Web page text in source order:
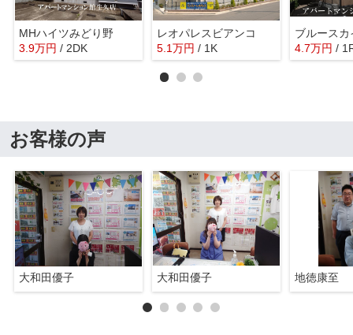
MHハイツみどり野
3.9万円 / 2DK
レオパレスビアンコ
5.1万円 / 1K
ブルースカ
4.7万円 /
お客様の声
大和田優子 大和田優子 地徳康至